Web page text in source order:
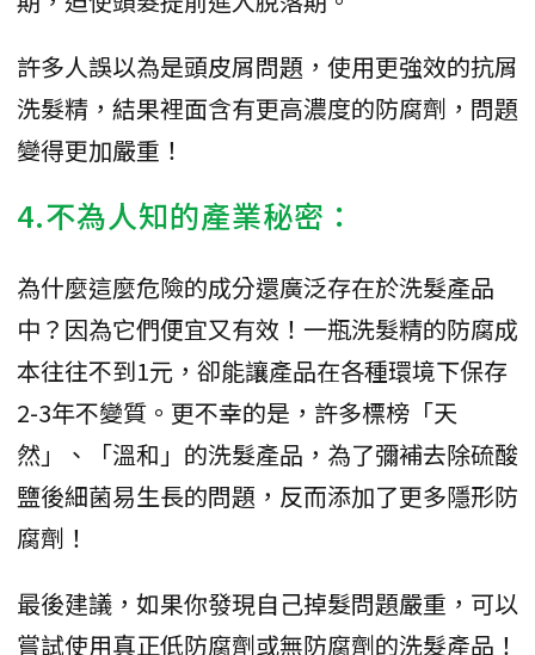
許多人誤以為是頭皮屑問題，使用更強效的抗屑
洗髮精，結果裡面含有更高濃度的防腐劑，問題
變得更加嚴重！
4.不為人知的產業秘密：
為什麼這麼危險的成分還廣泛存在於洗髮產品
中？因為它們便宜又有效！一瓶洗髮精的防腐成
本往往不到1元，卻能讓產品在各種環境下保存
2-3年不變質。更不幸的是，許多標榜「天
然」、「溫和」的洗髮產品，為了彌補去除硫酸
鹽後細菌易生長的問題，反而添加了更多隱形防
腐劑！
最後建議，如果你發現自己掉髮問題嚴重，可以
嘗試使用真正低防腐劑或無防腐劑的洗髮產品！